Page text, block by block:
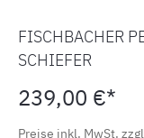
FISCHBACHER
SCHIEFER
239,00 €*
Preise inkl. MwSt.